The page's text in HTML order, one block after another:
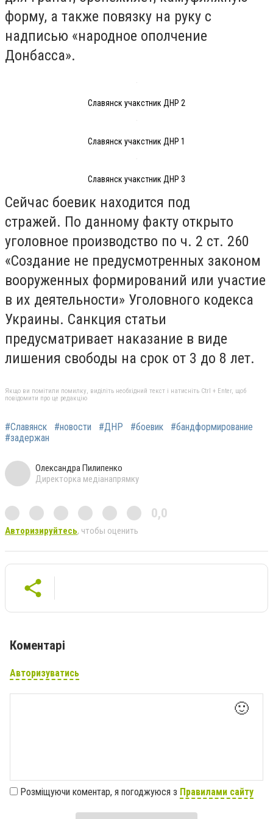
форму, а также повязку на руку с
надписью «народное ополчение
Донбасса».
Славянск учакстник ДНР 2
Славянск учакстник ДНР 1
Славянск учакстник ДНР 3
Сейчас боевик находится под
стражей. По данному факту открыто
уголовное производство по ч. 2 ст. 260
«Создание не предусмотренных законом
вооруженных формирований или участие
в их деятельности» Уголовного кодекса
Украины. Санкция статьи
предусматривает наказание в виде
лишения свободы на срок от 3 до 8 лет.
Якщо ви помітили помилку, виділіть необхідний текст і натисніть Ctrl + Enter, щоб
повідомити про це редакцію
#Славянск #новости #ДНР #боевик
#бандформирование
#задержан
Олександра Пилипенко
Директорка медіанапрямку
0,0
Авторизируйтесь, чтобы оценить
Коментарі
Авторизуватись
🙂
Розміщуючи коментар, я погоджуюся з Правилами сайту